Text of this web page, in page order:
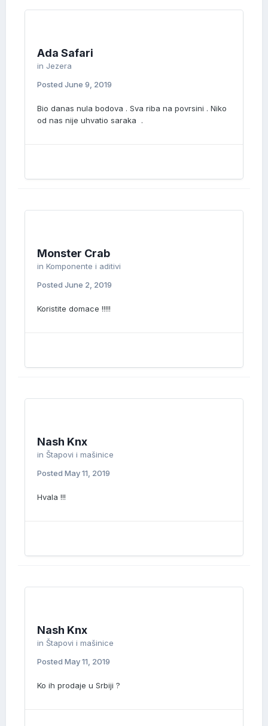
Ada Safari
in Jezera
Posted June 9, 2019
Bio danas nula bodova . Sva riba na povrsini . Niko
od nas nije uhvatio saraka .
Monster Crab
in Komponente i aditivi
Posted June 2, 2019
Koristite domace !!!!!
Nash Knx
in Štapovi i mašinice
Posted May 11, 2019
Hvala !!!
Nash Knx
in Štapovi i mašinice
Posted May 11, 2019
Ko ih prodaje u Srbiji ?